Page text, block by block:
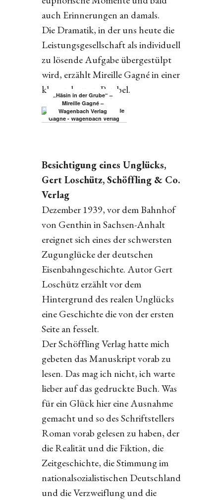
auch Erinnerungen an damals.
Die Dramatik, in der uns heute die
Leistungsgesellschaft als individuell
zu lösende Aufgabe übergestülpt
wird, erzählt Mireille Gagné in einer
klugen kurzen Parabel.
„Häsin in der Grube“ –
Mireille Gagné –
Wagenbach Verlag
Besichtigung eines Unglücks,
Gert Loschütz, Schöffling & Co.
Verlag
Dezember 1939, vor dem Bahnhof
von Genthin in Sachsen-Anhalt
ereignet sich eines der schwersten
Zugunglücke der deutschen
Eisenbahngeschichte. Autor Gert
Loschütz erzählt vor dem
Hintergrund des realen Unglücks
eine Geschichte die von der ersten
Seite an fesselt.
Der Schöffling Verlag hatte mich
gebeten das Manuskript vorab zu
lesen. Das mag ich nicht, ich warte
lieber auf das gedruckte Buch. Was
für ein Glück hier eine Ausnahme
gemacht und so des Schriftstellers
Roman vorab gelesen zu haben, der
die Realität und die Fiktion, die
Zeitgeschichte, die Stimmung im
nationalsozialistischen Deutschland
und die Verzweiflung und die